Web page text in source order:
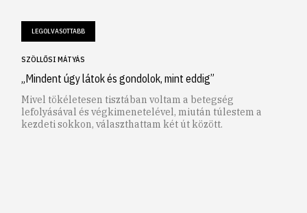
LEGOLVASOTTABB
SZÖLLŐSI MÁTYÁS
„Mindent úgy látok és gondolok, mint eddig”
Mivel tökéletesen tisztában voltam a betegség
lefolyásával és végkimenetelével, miután túlestem a
kezdeti sokkon, választhattam két út között.